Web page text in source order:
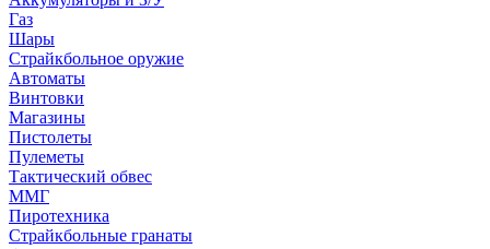
Газ
Шары
Страйкбольное оружие
Автоматы
Винтовки
Магазины
Пистолеты
Пулеметы
Тактический обвес
ММГ
Пиротехника
Страйкбольные гранаты